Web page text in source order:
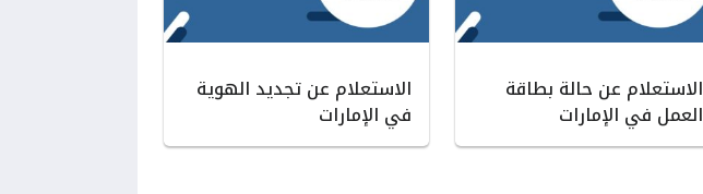
الاستعلام عن حالة بطاقة
العمل في الإمارات
الاستعلام عن تجديد الهوية
في الإمارات